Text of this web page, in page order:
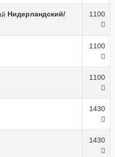
Нидерландский/
1100
1100
1100
1430
1430